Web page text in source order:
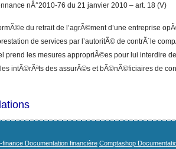
nÂ°2010-76 du 21 janvier 2010 – art. 18 (V)
du retrait de l’agrÃ©ment d’une entreprise
de services par l’autoritÃ© de contrÃ´le
prend les mesures appropriÃ©es pour lui interdire
intÃ©rÃªts des assurÃ©s et bÃ©nÃ©ficiaires de
finance Documentation financière Comptashop